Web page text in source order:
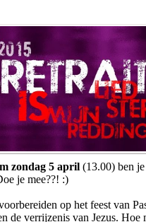
zondag 5 april (13.00) ben
je mee??! :)
op het feest van
de verrijzenis van Jezus. Hoe